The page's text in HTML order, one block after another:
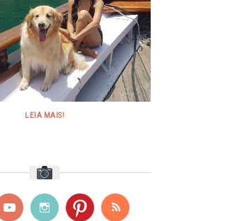
LEIA MAIS!